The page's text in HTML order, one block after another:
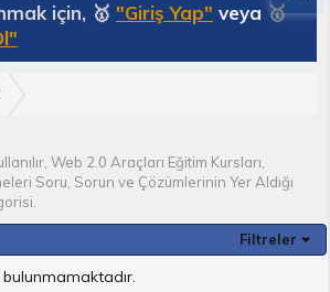
için, 🥇 "Giriş Yap" veya 🥇
Web 2.0 Araçları Eğitim Kursları,
Soru, Sorun ve Çözümlerinin Yer Aldığı
Filtreler